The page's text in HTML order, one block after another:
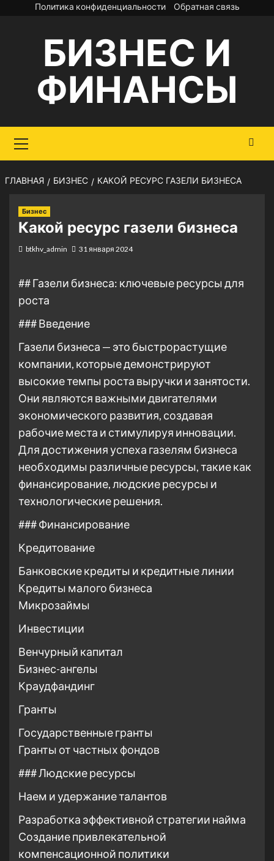
Перейти
содержимому
Политика конфиденциальности Обратная связь
БИЗНЕС И
ФИНАНСЫ
меню
ГЛАВНАЯ БИЗНЕС КАКОЙ РЕСУРС ГАЗЕЛИ БИЗНЕСА
Бизнес
Какой ресурс газели бизнеса
btkhv_admin 31 января 2024
## Газели бизнеса: ключевые ресурсы для
роста
### Введение
Газели бизнеса — это быстрорастущие
компании, которые демонстрируют
высокие темпы роста выручки и занятости.
Они являются важными двигателями
экономического развития, создавая
рабочие места и стимулируя инновации.
Для достижения успеха газелям бизнеса
необходимы различные ресурсы, такие как
финансирование, людские ресурсы и
технологические решения.
### Финансирование
Кредитование
Банковские кредиты и кредитные линии
Кредиты малого бизнеса
Микрозаймы
Инвестиции
Венчурный капитал
Бизнес-ангелы
Краудфандинг
Гранты
Государственные гранты
Гранты от частных фондов
### Людские ресурсы
Наем и удержание талантов
Разработка эффективной стратегии найма
Создание привлекательной
компенсационной политики